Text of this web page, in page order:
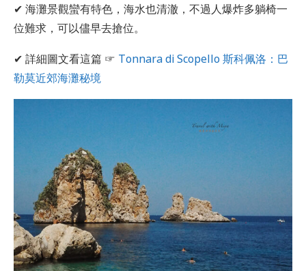
✔ 海灘景觀蠻有特色，海水也清澈，不過人爆炸多躺椅一
位難求，可以儘早去搶位。
✔ 詳細圖文看這篇 ☞ Tonnara di Scopello 斯科佩洛：巴
勒莫近郊海灘秘境